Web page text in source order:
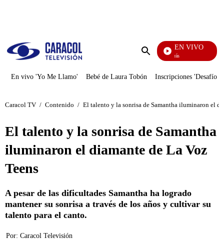
Enviar
EN VIVO
También Caerás
En vivo 'Yo Me Llamo' Bebé de Laura Tobón Inscripciones 'Desafío'
Caracol TV / Contenido / El talento y la sonrisa de Samantha iluminaron el
El talento y la sonrisa de Samantha
iluminaron el diamante de La Voz
Teens
A pesar de las dificultades Samantha ha logrado
mantener su sonrisa a través de los años y cultivar su
talento para el canto.
Por: Caracol Televisión